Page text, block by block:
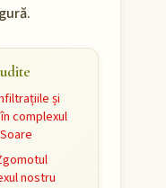
și
complexul
nostru